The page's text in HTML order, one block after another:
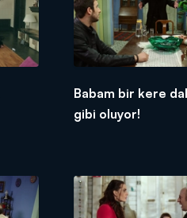
Babam bir kere
gibi oluyor!